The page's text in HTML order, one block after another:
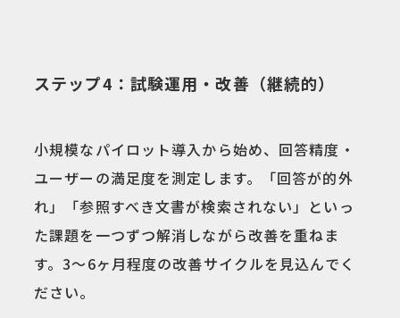
ステップ4：試験運用・改善（継続的）
小規模なパイロット導入から始め、回答精度・
ユーザーの満足度を測定します。「回答が的外
れ」「参照すべき文書が検索されない」といっ
た課題を一つずつ解消しながら改善を重ねま
す。3〜6ヶ月程度の改善サイクルを見込んでく
ださい。